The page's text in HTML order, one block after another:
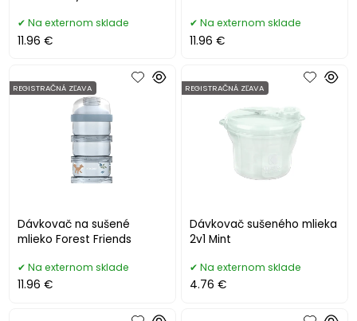
Na externom sklade
11.96 €
Na externom sklade
11.96 €
Dávkovač na sušené
mlieko Forest Friends
REGISTRAČNÁ ZĽAVA
Na externom sklade
11.96 €
Dávkovač sušeného mlieka
2v1 Mint
REGISTRAČNÁ ZĽAVA
Na externom sklade
4.76 €